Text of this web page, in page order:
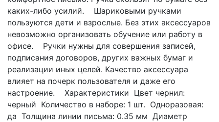
каких-либо усилий. Шариковыми ручками
пользуются дети и взрослые. Без этих аксессуаров
невозможно организовать обучение или работу в
офисе. Ручки нужны для совершения записей,
подписания договоров, других важных бумаг и
реализации иных целей. Качество аксессуара
влияет на почерк пользователя и даже его
настроение. Характеристики Цвет чернил:
черный Количество в наборе: 1 шт. Одноразовая:
да Толщина линии письма: 0.35 мм Диаметр